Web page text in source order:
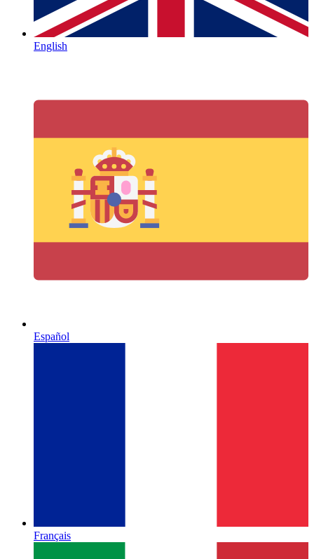
English
Español
Français